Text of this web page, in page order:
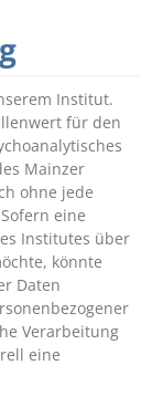
Institut.
für den
Mainzer
ohne jede
eine
Institutes über
könnte
Daten
Verarbeitung
eine